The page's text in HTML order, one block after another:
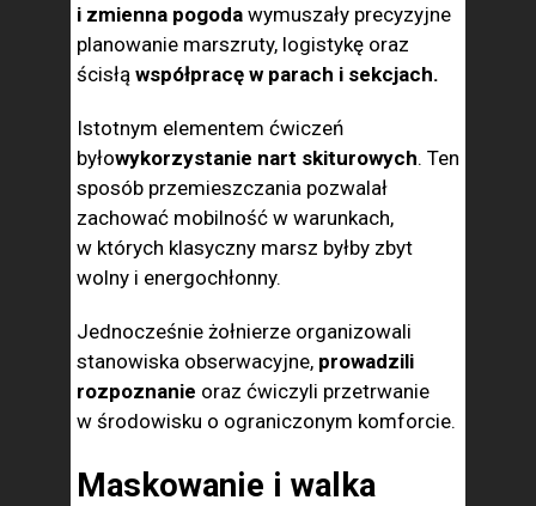
i zmienna pogoda wymuszały precyzyjne
planowanie marszruty, logistykę oraz
ścisłą współpracę w parach i sekcjach.
Istotnym elementem ćwiczeń
byłowykorzystanie nart skiturowych. Ten
sposób przemieszczania pozwalał
zachować mobilność w warunkach,
w których klasyczny marsz byłby zbyt
wolny i energochłonny.
Jednocześnie żołnierze organizowali
stanowiska obserwacyjne, prowadzili
rozpoznanie oraz ćwiczyli przetrwanie
w środowisku o ograniczonym komforcie.
Maskowanie i walka